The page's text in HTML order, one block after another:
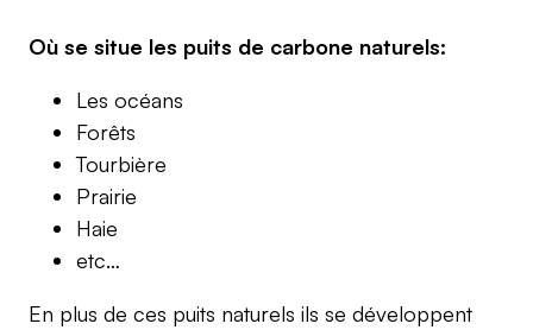
Où se situe les puits de carbone naturels:
Les océans
Forêts
Tourbière
Prairie
Haie
etc…
En plus de ces puits naturels ils se développent